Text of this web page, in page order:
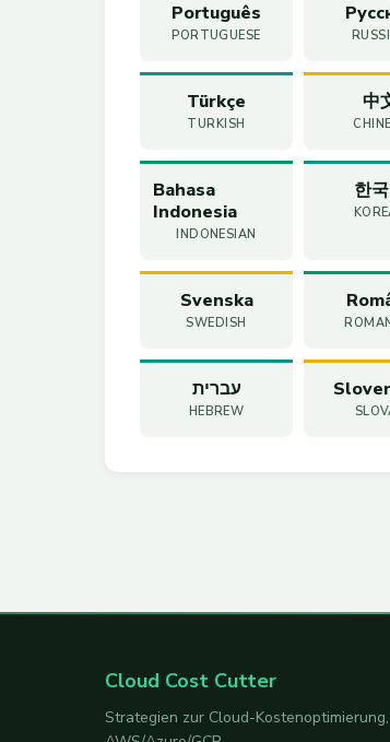
Português
PORTUGUESE
Türkçe
TURKISH
中
Bahasa
Indonesia
INDONESIAN
한
Svenska
SWEDISH
עברית
HEBREW
Cloud Cost Cutter
Strategien zur Cloud-